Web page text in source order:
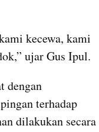
kecewa, kami
ujar Gus Ipul.
dengan
terhadap
dilakukan secara